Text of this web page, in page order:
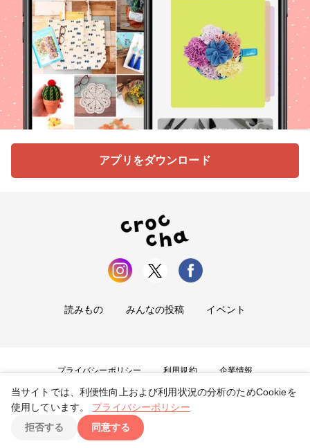
アプリをダウンロード
読みもの みんなの投稿 イベント
プライバシーポリシー 利用規約 企業情報
お問い合わせ
Copyright ©2026tryangle Co., Ltd. All Rights Reserved.
当サイトでは、利便性向上および利用状況の分析のためCookieを
使用しています。
プライバシーポリシー
拒否する
同意する